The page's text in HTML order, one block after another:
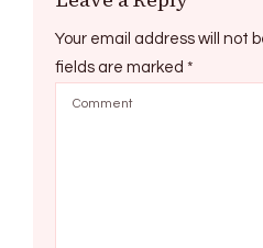
Your email address will not
fields are marked *